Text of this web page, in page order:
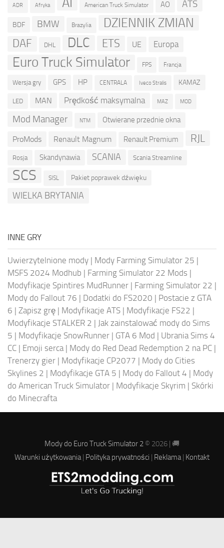
ADR Afryka American Truck Simulator AO ATS
BDF BMW Brazylia DZIENNIK ZMIAN
DAF DHL DLC ETS UE Europa
Euro Truck Simulator FPS Francja
Wersja gry GPS HP CENTRALA Iveco Stralis KAMAZ
LED MAN Prędkość maksymalna MAZ MOD
Mod Manager NTM Otwierane przednie okna
ProMods Renault Magnum Renault Premium RJL
Rosja Skandynawia SCANIA Scania Streamline
SCS SISL Pakiet poprawek dźwięku
WIELKA BRYTANIA
INNE GRY
Uwierzytelnione mody | Mody Farming Simulator 25 |
MSFS 2024 Modhub | Farming Simulator 22 Mods |
Modyfikacje Spintires MudRunner | Farming Simulator 22 |
Mody do Fallout 76 | Dodatki do FS2020 | Postacie z GTA
6 | Zapisz grę | Modyfikacje ATS | Modyfikacje FS22 |
Modyfikacje STALKER 2 | Jak zainstalować mody do Sims
5 | Modyfikacje SnowRunner | GTA 6 Mod | Ubrania Sims 4
CC | Emoji serca | Mody do Red Dead Redemption 2 na PC |
Trenerzy gier | Modyfikacje CP2077 | Mody do Cities
Skylines 2 | Modyfikacje GTA 5 | Mody do Fallout 4 | Mody
do American Truck Simulator | Modyfikacje Skyrim | Skórki
do Minecrafta
Mody do Euro Truck Simulator 2 © 2026 | 🚚
Warunki użytkowania| Polityka prywatności | Reklama| Kontakt